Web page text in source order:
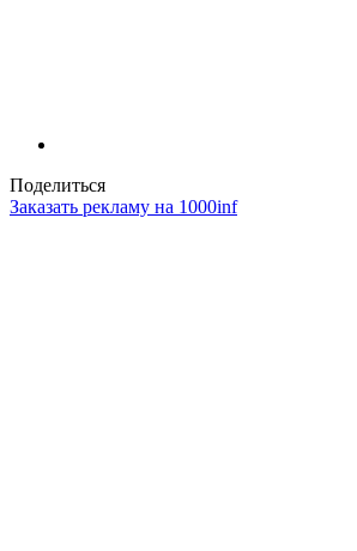
Поделиться
Заказать рекламу на 1000inf